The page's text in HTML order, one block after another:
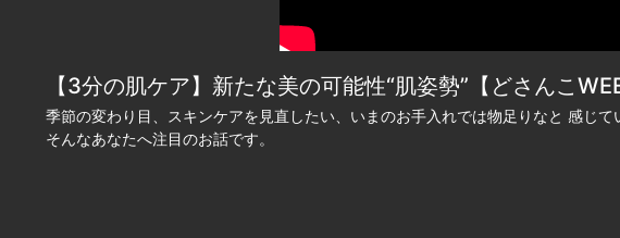
【3分の肌ケア】新たな美の可能性“肌姿勢”【どさんこ
季節の変わり目、スキンケアを見直したい、いまのお手入れでは物足りなと 感じて
そんなあなたへ注目のお話です。